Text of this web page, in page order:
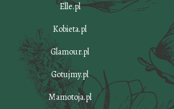
Elle.pl
Kobieta.pl
Glamour.pl
Gotujmy.pl
Mamotoja.pl